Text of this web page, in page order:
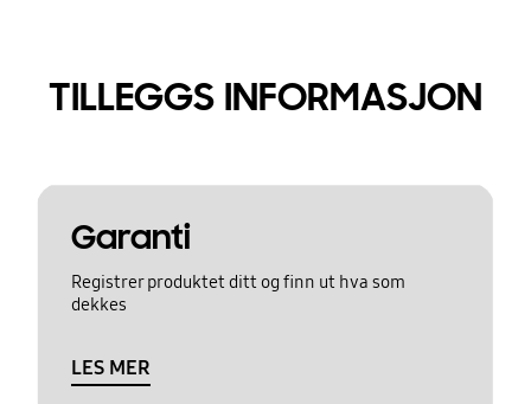
TILLEGGS INFORMASJON
Garanti
Registrer produktet ditt og finn ut hva som
dekkes
LES MER